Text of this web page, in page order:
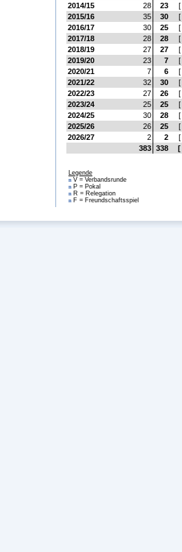
2014/15
28 23
[
2015/16
35 30
[
2016/17
30 25
[
2017/18
28 28
[
2018/19
27 27
[
2019/20
23 7
[
2020/21
7 6
[
2021/22
32 30
[
2022/23
27 26
[
2023/24
25 25
[
2024/25
30 28
[
2025/26
26 25
[
2026/27
2 2
[
383 338 [
Legende
nV = Verbandsrunde
nP = Pokal
nR = Relegation
nF = Freundschaftsspiel